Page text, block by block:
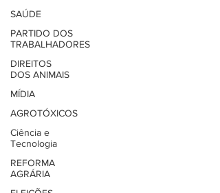
SAÚDE
PARTIDO DOS
TRABALHADORES
DIREITOS
DOS ANIMAIS
MÍDIA
AGROTÓXICOS
Ciência e
Tecnologia
REFORMA
AGRÁRIA